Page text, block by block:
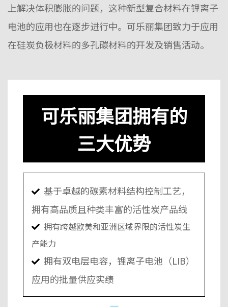
上解决体积膨胀的问题，这种新型复合材料在锂离子
电池的应用也在逐步进行中。可乐丽集团致力于应用
在硅炭负极材料的多孔碳材料的开发及销售活动。
可乐丽集团拥有的
三大优势
基于卓越的碳素材料结构控制工艺，
拥有高品质且种类丰富的活性炭产品线
拥有跨越欧美和亚洲区域界限的活性炭生
产能力
拥有双电层电容，锂离子电池（LIB）
应用的批量供应实绩